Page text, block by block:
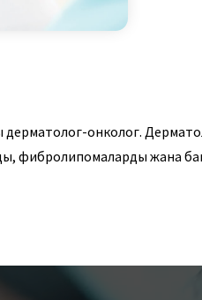
онколог.
фибролипомаларды жана